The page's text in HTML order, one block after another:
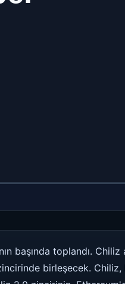
başında toplandı.
birleşecek.